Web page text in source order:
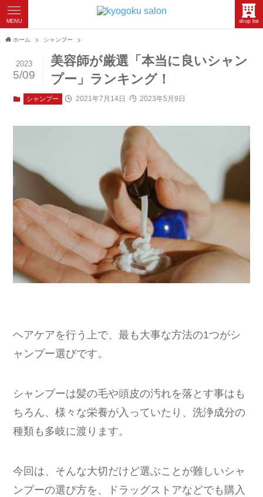
shop list
MENU
ホーム シャンプー
美容師が厳選「本当に良いシャン
プー」ランキング！
2023
5/09
シャンプー 2021年7月14日 2023年5月9日
ヘアケアを行う上で、最も大事な方法の1つがシ
ャンプー選びです。
シャンプーは髪の毛や頭皮の汚れを落とす事はも
ちろん、様々な栄養が入っていたり、洗浄成分の
種類も多岐に渡ります。
今回は、そんな大切だけど選ぶことが難しいシャ
ンプーの選び方を、ドラッグストアなどでも購入